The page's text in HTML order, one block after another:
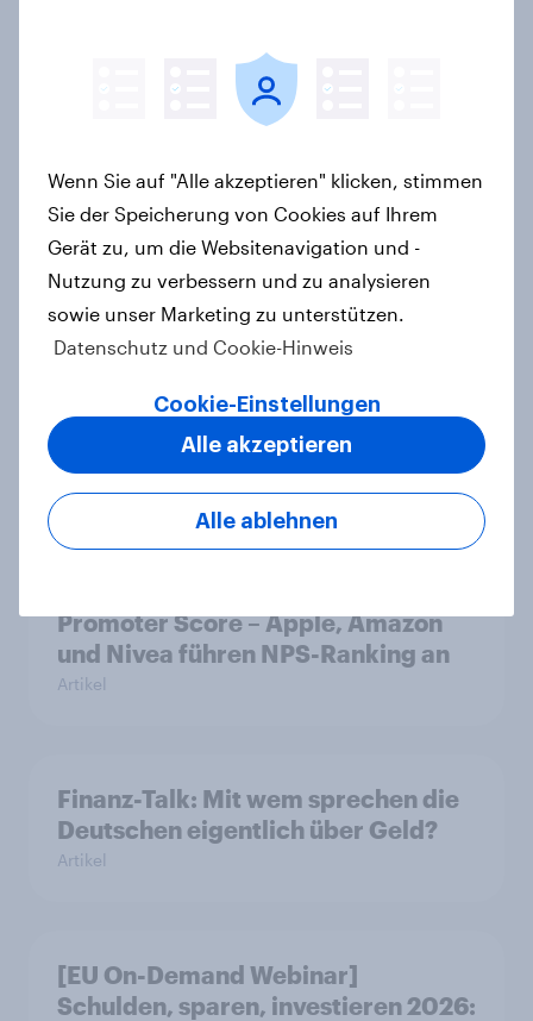
Stabilität oder
Standortattraktivität für den
Bevölkerung in der Debatte um die
Regulierung von Grossbanken steht
Artikel
YouGov-Studie: Pride-Engagement
reicht nicht aus
Promoter Score – Apple, Amazon
und Nivea führen NPS-Ranking an
Artikel
Finanz-Talk: Mit wem sprechen die
Deutschen eigentlich über Geld?
Artikel
[EU On-Demand Webinar]
Schulden, sparen, investieren 2026:
Wenn Sie auf "Alle akzeptieren" klicken, stimmen
Sie der Speicherung von Cookies auf Ihrem
Gerät zu, um die Websitenavigation und -
Nutzung zu verbessern und zu analysieren
sowie unser Marketing zu unterstützen.
Datenschutz und Cookie-Hinweis
Cookie-Einstellungen
Alle ablehnen
Alle akzeptieren